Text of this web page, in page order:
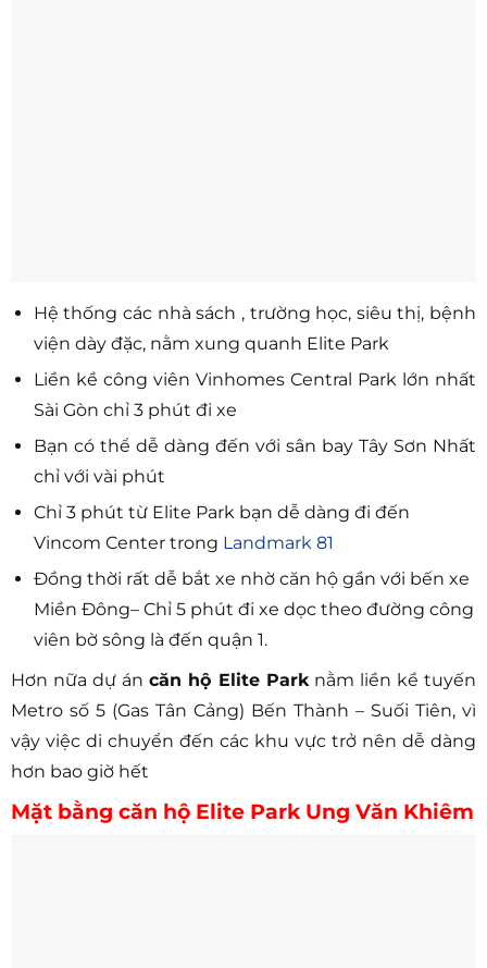
Hệ thống các nhà sách , trường học, siêu thị, bệnh
viện dày đặc, nằm xung quanh Elite Park
Liền kề công viên Vinhomes Central Park lớn nhất
Sài Gòn chỉ 3 phút đi xe
Bạn có thể dễ dàng đến với sân bay Tây Sơn Nhất
chỉ với vài phút
Chỉ 3 phút từ Elite Park bạn dễ dàng đi đến
Vincom Center trong Landmark 81
Đồng thời rất dễ bắt xe nhờ căn hộ gần với bến xe
Miền Đông– Chỉ 5 phút đi xe dọc theo đường công
viên bờ sông là đến quận 1.
Hơn nữa dự áncăn hộ Elite Parknằm liền kề tuyến
Metro số 5 (Gas Tân Cảng) Bến Thành – Suối Tiên, vì
vậy việc di chuyển đến các khu vực trở nên dễ dàng
hơn bao giờ hết
Mặt bằng căn hộ Elite Park Ung Văn Khiêm